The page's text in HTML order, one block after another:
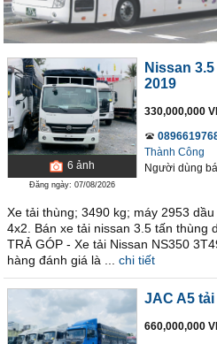
6 ảnh
Đăng ngày: 07/08/2026
Nissan
2019
330,000,000
Thành Công
Người dùng
Xe tải thùng; 3490 kg; máy 2953
4x2. Bán xe tải nissan 3.5 tấn thùng
TRẢ GÓP - Xe tải Nissan NS350
hàng đánh giá là ...
chi tiết
JAC A5
660,000,000